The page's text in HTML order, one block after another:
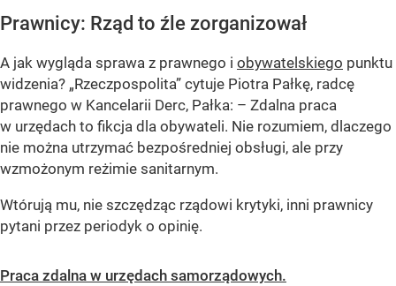
Prawnicy: Rząd to źle zorganizował
A jak wygląda sprawa z prawnego i obywatelskiego punktu
widzenia? „Rzeczpospolita” cytuje Piotra Pałkę, radcę
prawnego w Kancelarii Derc, Pałka: – Zdalna praca
w urzędach to fikcja dla obywateli. Nie rozumiem, dlaczego
nie można utrzymać bezpośredniej obsługi, ale przy
wzmożonym reżimie sanitarnym.
Wtórują mu, nie szczędząc rządowi krytyki, inni prawnicy
pytani przez periodyk o opinię.
Praca zdalna w urzędach samorządowych.